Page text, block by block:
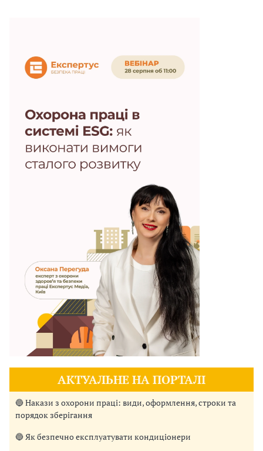
АКТУАЛЬНЕ НА ПОРТАЛІ
🔵 Накази з охорони праці: види, оформлення, строки та
порядок зберігання
🔵 Як безпечно експлуатувати кондиціонери